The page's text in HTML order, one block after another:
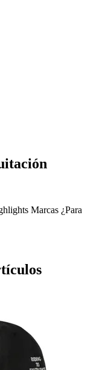
Marcas ¿Para